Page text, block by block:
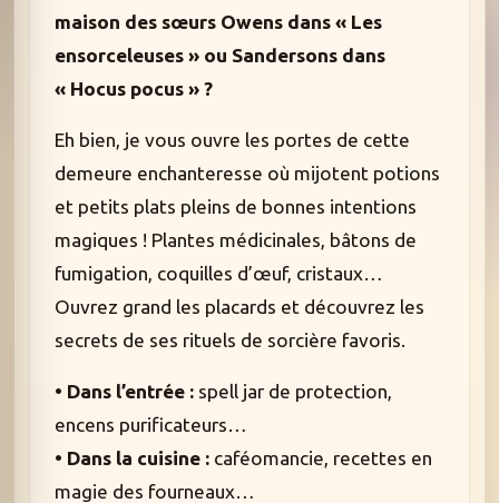
maison des sœurs Owens dans « Les
ensorceleuses » ou Sandersons dans
« Hocus pocus » ?
Eh bien, je vous ouvre les portes de cette
demeure enchanteresse où mijotent potions
et petits plats pleins de bonnes intentions
magiques ! Plantes médicinales, bâtons de
fumigation, coquilles d’œuf, cristaux…
Ouvrez grand les placards et découvrez les
secrets de ses rituels de sorcière favoris.
• Dans l’entrée : spell jar de protection,
encens purificateurs…
• Dans la cuisine : caféomancie, recettes en
magie des fourneaux…